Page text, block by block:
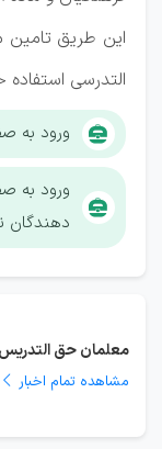
این طریق
التدرسی
ورود به
ورود به
دهندگان
معلمان حق التدریس
مشاهده تمام اخبار